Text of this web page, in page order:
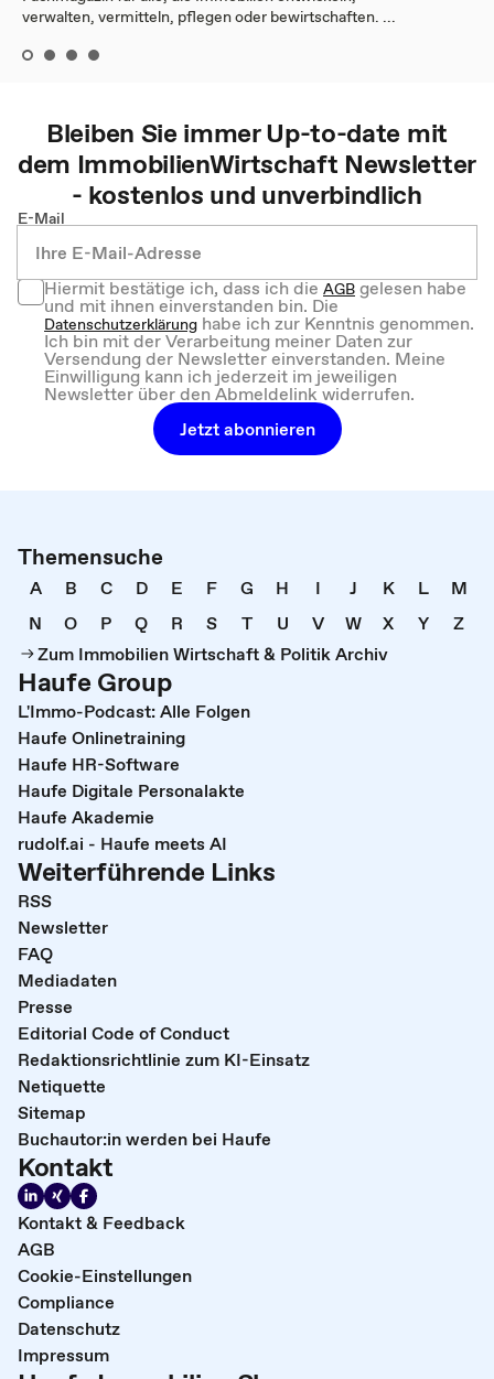
verwalten, vermitteln, pflegen oder bewirtschaften. ...
Bleiben Sie immer Up-to-date mit
dem ImmobilienWirtschaft Newsletter
- kostenlos und unverbindlich
E-Mail
Hiermit bestätige ich, dass ich dieAGBgelesen habe
und mit ihnen einverstanden bin. Die
Datenschutzerklärung habe ich zur Kenntnis genommen.
Ich bin mit der Verarbeitung meiner Daten zur
Versendung der Newsletter einverstanden. Meine
Einwilligung kann ich jederzeit im jeweiligen
Newsletter über den Abmeldelink widerrufen.
Jetzt abonnieren
Themensuche
A B C D E F G H I J K L
M
N
O P Q R S T U V W X Y
Z
Zum Immobilien Wirtschaft & Politik Archiv
Haufe Group
L'Immo-Podcast: Alle Folgen
Haufe Onlinetraining
Haufe HR-Software
Haufe Digitale Personalakte
Haufe Akademie
rudolf.ai - Haufe meets AI
Weiterführende Links
RSS
Newsletter
FAQ
Mediadaten
Presse
Editorial Code of Conduct
Redaktionsrichtlinie zum KI-Einsatz
Netiquette
Sitemap
Buchautor:in werden bei Haufe
Kontakt
Kontakt & Feedback
AGB
Cookie-Einstellungen
Compliance
Datenschutz
Impressum